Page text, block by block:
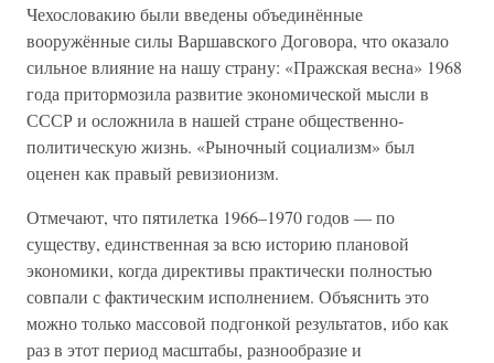
Чехословакию были введены объединённые
вооружённые силы Варшавского Договора, что оказало
сильное влияние на нашу страну: «Пражская весна» 1968
года притормозила развитие экономической мысли в
СССР и осложнила в нашей стране общественно-
политическую жизнь. «Рыночный социализм» был
оценен как правый ревизионизм.
Отмечают, что пятилетка 1966–1970 годов — по
существу, единственная за всю историю плановой
экономики, когда директивы практически полностью
совпали с фактическим исполнением. Объяснить это
можно только массовой подгонкой результатов, ибо как
раз в этот период масштабы, разнообразие и